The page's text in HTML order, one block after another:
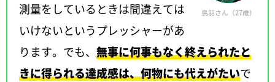
鳥羽さん（27歳）
測量をしているときは間違えては
いけないというプレッシャーがあ
ります。でも、無事に何事もなく終えられたと
きに得られる達成感は、何物にも代えがたいで